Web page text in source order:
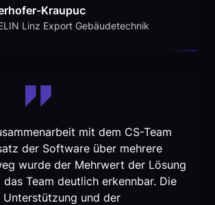
Kraupuc
Linz Export Gebäudetechnik
mit dem CS-Team
der Software über mehrere
wurde der Mehrwert der Lösung
Team deutlich erkennbar. Die
und der